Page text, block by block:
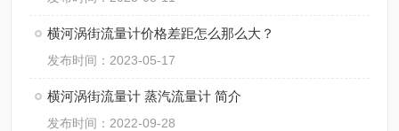
横河涡街流量计价格差距怎么那么大？
发布时间：2023-05-17
横河涡街流量计 蒸汽流量计 简介
发布时间：2022-09-28